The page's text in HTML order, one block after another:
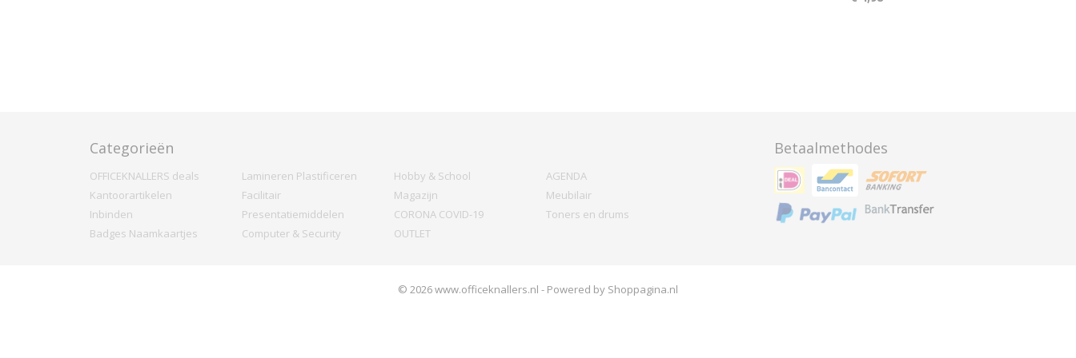
Categorieën
OFFICEKNALLERS deals
Kantoorartikelen
Inbinden
Badges Naamkaartjes
Lamineren Plastificeren
Facilitair
Presentatiemiddelen
Computer & Security
Hobby & School
Magazijn
CORONA COVID-19
OUTLET
AGENDA
Meubilair
Toners en drums
Betaalmethodes
© 2026 www.officeknallers.nl - Powered by Shoppagina.nl